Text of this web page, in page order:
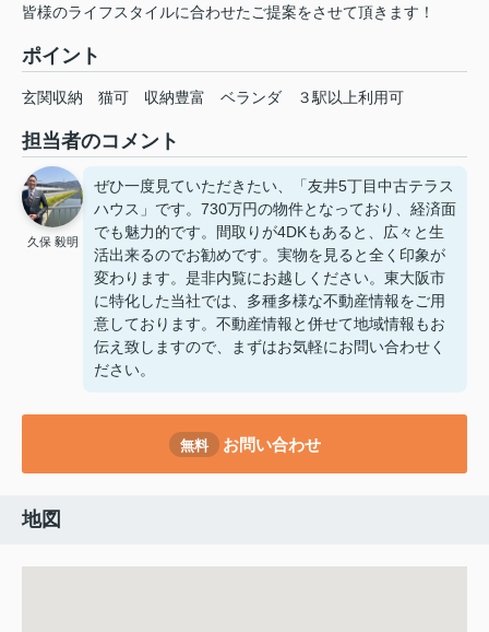
皆様のライフスタイルに合わせたご提案をさせて頂きます！
ポイント
玄関収納 猫可 収納豊富 ベランダ ３駅以上利用可
担当者のコメント
久保 毅明
ぜひ一度見ていただきたい、「友井5丁目中古テラス
ハウス」です。730万円の物件となっており、経済面
でも魅力的です。間取りが4DKもあると、広々と生
活出来るのでお勧めです。実物を見ると全く印象が
変わります。是非内覧にお越しください。東大阪市
に特化した当社では、多種多様な不動産情報をご用
意しております。不動産情報と併せて地域情報もお
伝え致しますので、まずはお気軽にお問い合わせく
ださい。
無料 お問い合わせ
地図